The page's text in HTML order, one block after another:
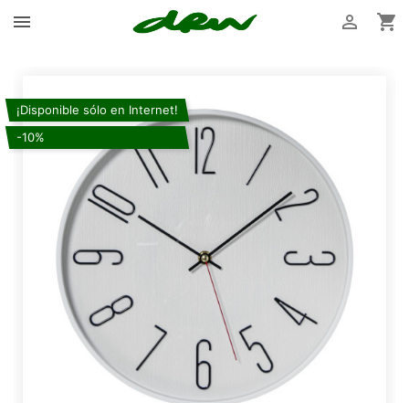
 

¡Disponible sólo en Internet!
-10%